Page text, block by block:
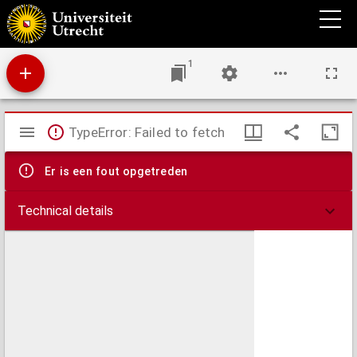
Flandriae comitatus pars occidentalis, in terram Francam et ejusdem subjacentia officia
1
Mirador
viewer
TypeError: Failed to fetch
Er is een fout opgetreden
Technical details